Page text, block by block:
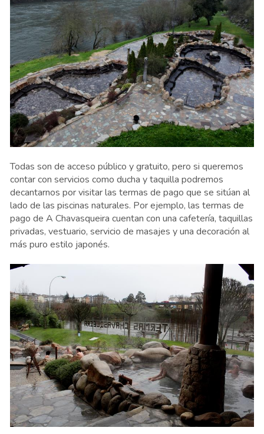
Todas son de acceso público y gratuito, pero si queremos
contar con servicios como ducha y taquilla podremos
decantarnos por visitar las termas de pago que se sitúan al
lado de las piscinas naturales. Por ejemplo, las termas de
pago de A Chavasqueira cuentan con una cafetería, taquillas
privadas, vestuario, servicio de masajes y una decoración al
más puro estilo japonés.